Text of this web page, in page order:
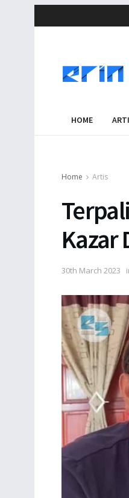
HOME
Home Artis
Kazar
30th March 2023